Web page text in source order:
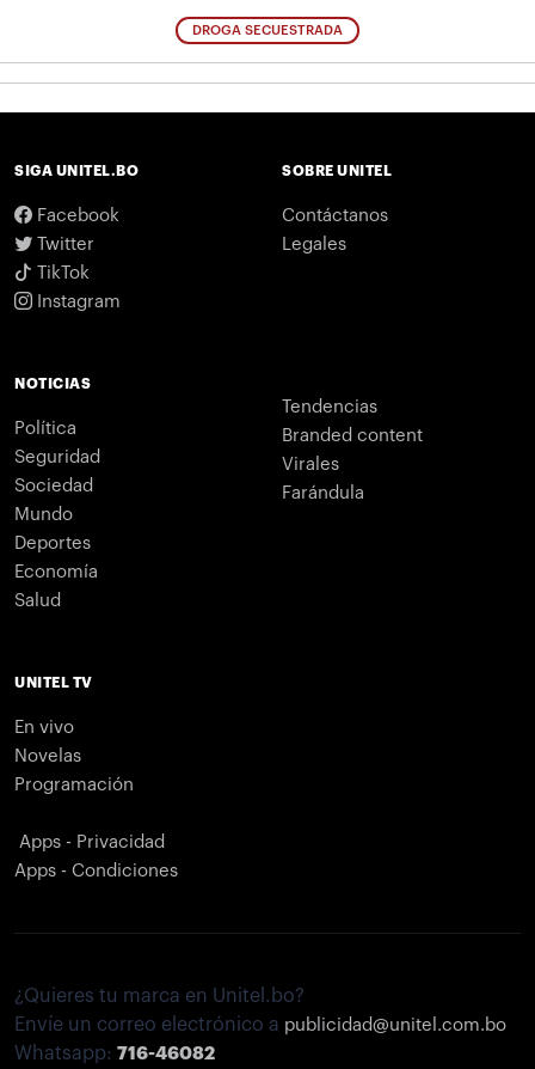
DROGA SECUESTRADA
SIGA UNITEL.BO
Facebook
Twitter
TikTok
Instagram
SOBRE UNITEL
Contáctanos
Legales
NOTICIAS
Política
Seguridad
Sociedad
Mundo
Deportes
Economía
Salud
Tendencias
Branded content
Virales
Farándula
UNITEL TV
En vivo
Novelas
Programación
Apps - Privacidad
Apps - Condiciones
¿Quieres tu marca en Unitel.bo?
Envíe un correo electrónico a publicidad@unitel.com.bo
Whatsapp: 716-46082